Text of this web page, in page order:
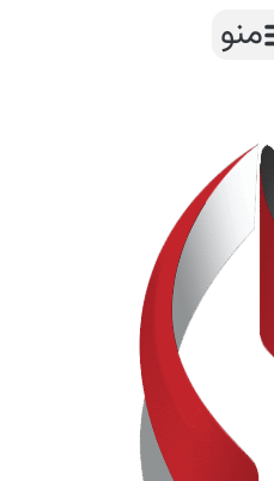
منو